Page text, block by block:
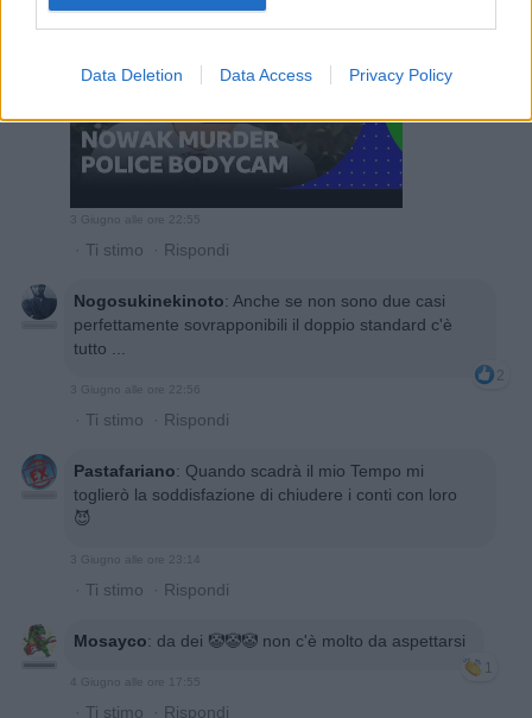
Data Deletion Data Access Privacy Policy
3 Giugno alle ore 22:55
· Ti stimo · Rispondi
Nogosukinekinoto: Anche se non sono due casi
perfettamente sovrapponibili il doppio standard c'è
tutto ...
2
3 Giugno alle ore 22:56
· Ti stimo · Rispondi
Pastafariano: Quando scadrà il mio Tempo mi
toglierò la soddisfazione di chiudere i conti con loro
😈
3 Giugno alle ore 23:14
· Ti stimo · Rispondi
Mosayco: da dei 🤡🤡🤡 non c'è molto da aspettarsi
1
4 Giugno alle ore 17:55
· Ti stimo · Rispondi